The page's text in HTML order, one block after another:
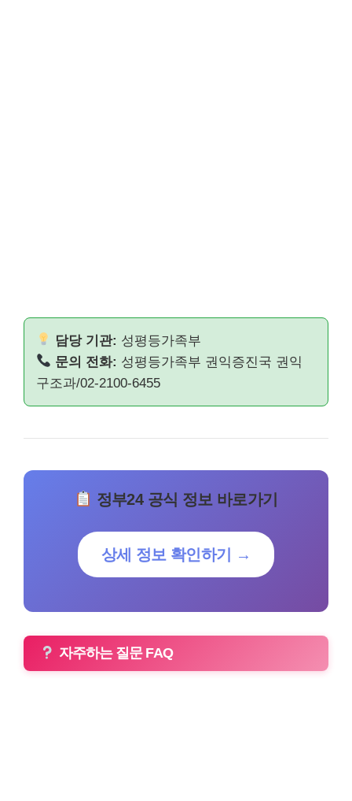
담당 기관: 성평등가족부
문의 전화: 성평등가족부 권익증진국 권익
구조과/02-2100-6455
정부24 공식 정보 바로가기
상세 정보 확인하기 →
자주하는 질문 FAQ